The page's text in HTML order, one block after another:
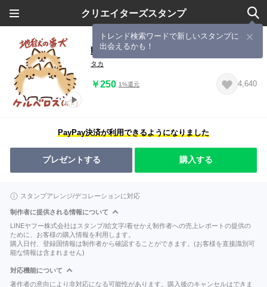
クリエイターズスタンプ
トレンド検索ワードで新しいスタンプに
出会えるかも！
動く！ケルベロス（ポメラニアン）
タカ
￥250 1%還元 4,640
PayPay決済が利用できるようになりました
プレゼントする 購入する
スタンプアレンジ/デコレーションに対応
制作者に提供される情報について
LINEヤフー株式会社はスタンプ/絵文字/着せかえ制作者への売上レポートの提供の
ために、お客様の購入情報を利用します。
購入日付、登録国情報は制作者から確認することができます。(お客様を直接識別可
能な情報は含まれません)
対応機能について
著作者の意向により非対応になる可能性があります。購入後のキャンセルはできま